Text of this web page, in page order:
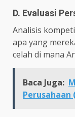
D. Evaluasi
Analisis
apa yang
celah di mana
Baca Juga:
Perusahaan